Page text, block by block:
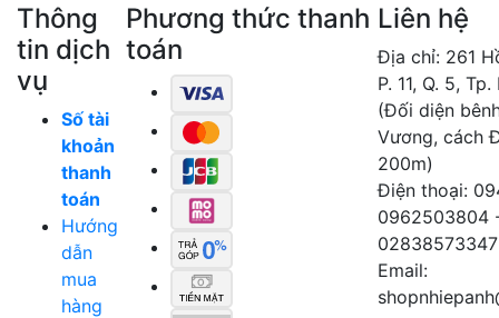
Thông
tin dịch
vụ
Số tài
khoản
thanh
toán
Hướng
dẫn
mua
hàng
Phương thức thanh
toán
Liên hệ
Địa chỉ: 261
P. 11, Q. 5,
(Đối diện
Vương, cách
200m)
Điện thoại:
0962503804
02838573347
Email: